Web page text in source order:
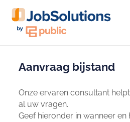
Aanvraag bijstand
Onze ervaren consultant
al uw vragen.
Geef hieronder in wanneer